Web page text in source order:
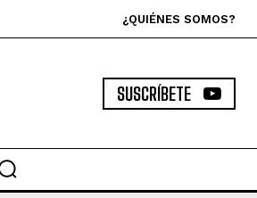
¿QUIÉNES SOMOS?
SUSCRÍBETE